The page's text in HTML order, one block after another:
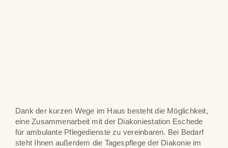
Dank der kurzen Wege im Haus besteht die Möglichkeit,
eine Zusammenarbeit mit der Diakoniestation Eschede
für ambulante Pflegedienste zu vereinbaren. Bei Bedarf
steht Ihnen außerdem die Tagespflege der Diakonie im